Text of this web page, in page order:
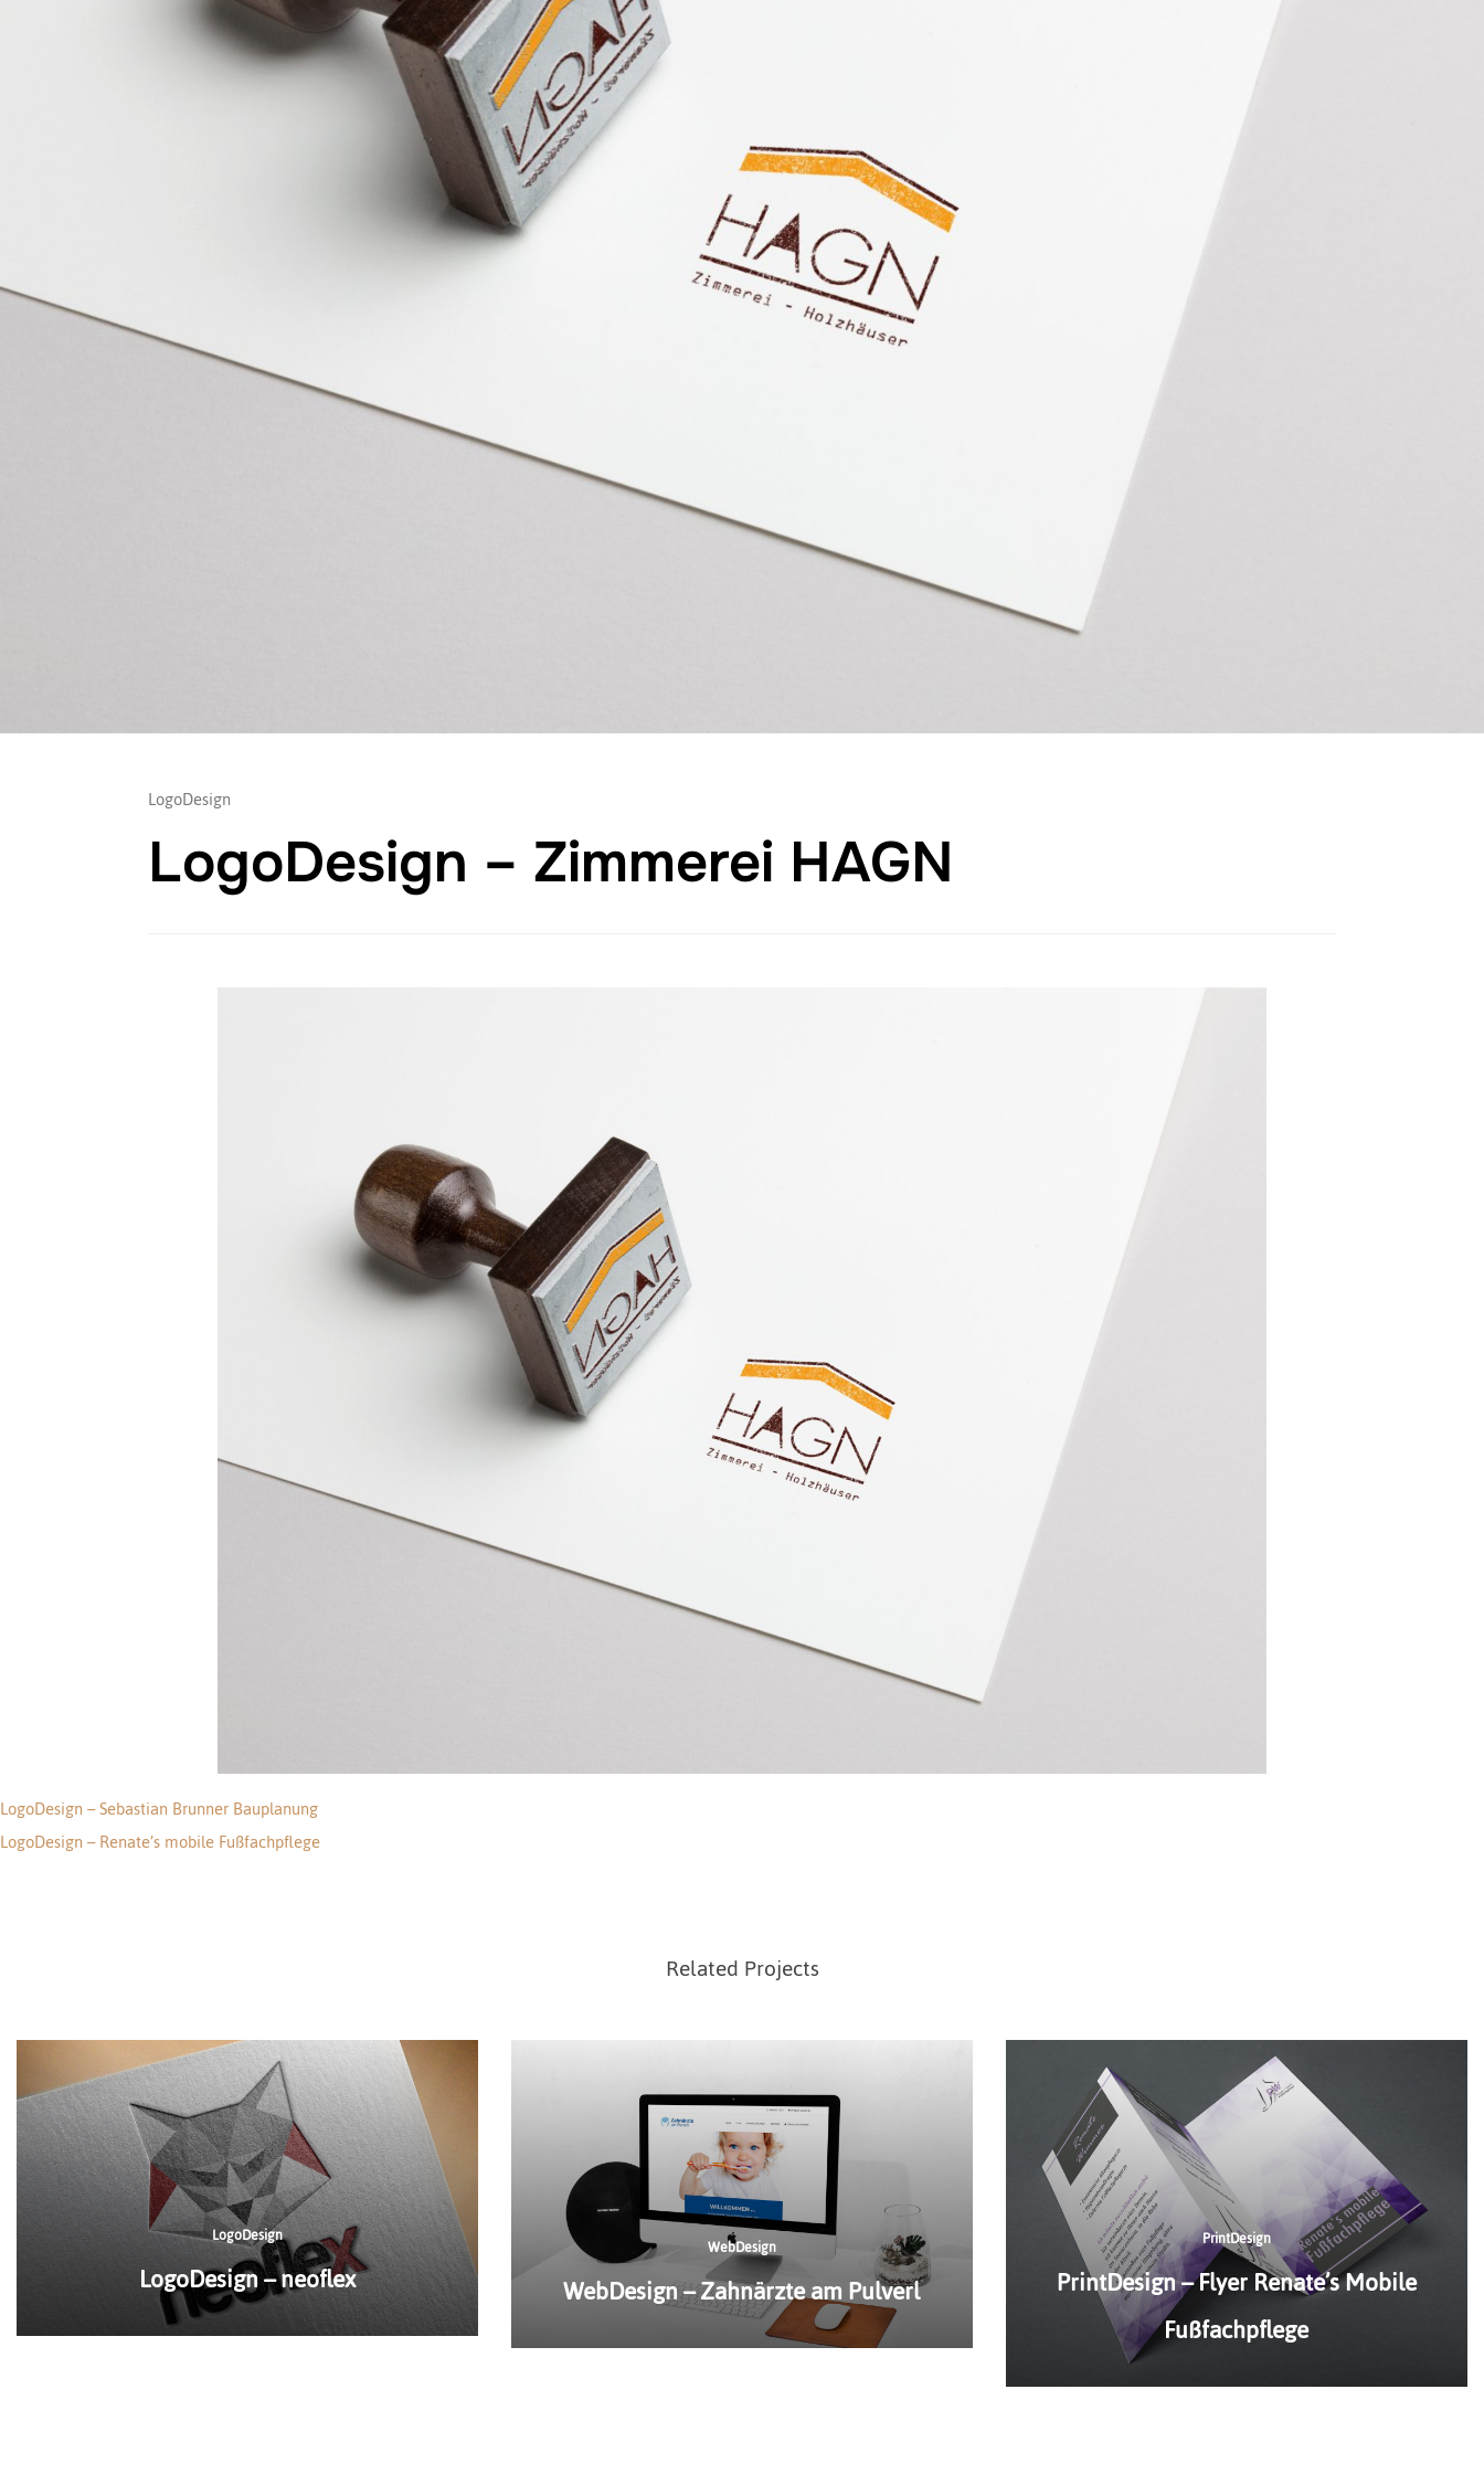
LogoDesign
LogoDesign – Zimmerei HAGN
Beitragsnavigation
LogoDesign – Sebastian Brunner Bauplanung
LogoDesign – Renate’s mobile Fußfachpflege
Related Projects
LogoDesign
LogoDesign – neoflex
WebDesign
WebDesign – Zahnärzte am Pulverl
PrintDesign
PrintDesign – Flyer Renate’s Mobile
Fußfachpflege